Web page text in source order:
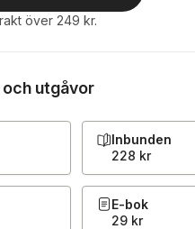
över 249 kr.
utgåvor
Inbunden
228 kr
E-bok
29 kr